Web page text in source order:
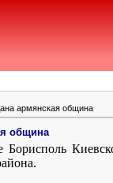
армянская община
община